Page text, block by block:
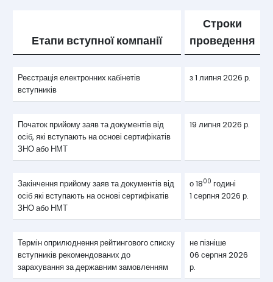
Етапи вступної компанії
Строки
проведення
Реєстрація електронних кабінетів
вступників
з 1 липня 2026 р.
Початок прийому заяв та документів від
осіб, які вступають на основі сертифікатів
ЗНО або НМТ
19 липня 2026 р.
Закінчення прийому заяв та документів від
осіб які вступають на основі сертифікатів
ЗНО або НМТ
о 1800 годині
1 серпня 2026 р.
Термін оприлюднення рейтингового списку
вступників рекомендованих до
зарахування за державним замовленням
не пізніше
06 серпня 2026
р.